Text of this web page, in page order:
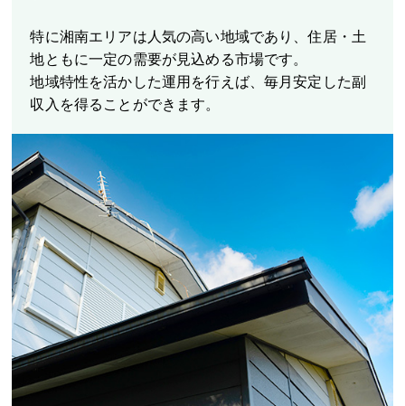
特に湘南エリアは人気の高い地域であり、住居・土
地ともに一定の需要が見込める市場です。
地域特性を活かした運用を行えば、毎月安定した副
収入を得ることができます。